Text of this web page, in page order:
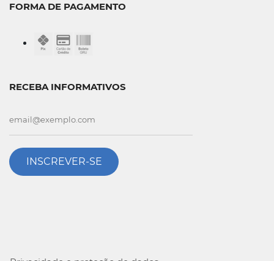
FORMA DE PAGAMENTO
RECEBA INFORMATIVOS
INSCREVER-SE